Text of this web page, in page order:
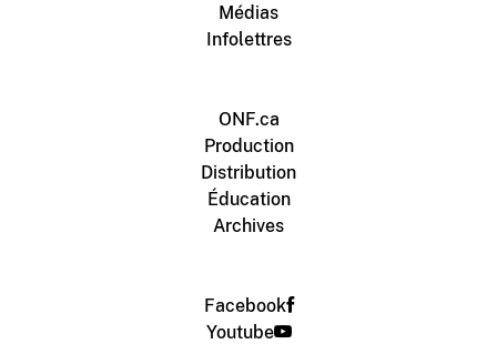
Médias
Infolettres
ONF.ca
Production
Distribution
Éducation
Archives
Facebook
Youtube